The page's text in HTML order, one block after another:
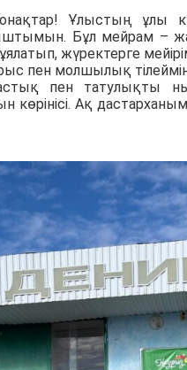
Ұлыстың ұлы
Бұл мейрам –
жүректерге
пен молшылық
пен татулықты
көрінісі. Ақ